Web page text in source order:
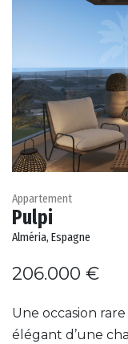
Appartement
Pulpi
Alméria, Espagne
206.000 €
Une occasion
élégant d’une